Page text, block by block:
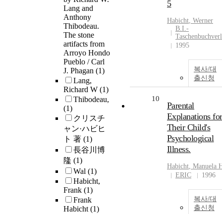
Lang and
Anthony
Thibodeau.
The stone
artifacts from
Arroyo Hondo
Pueblo / Carl
J. Phagan (1)
Lang,
Richard W (1)
Thibodeau,
(1)
クリスチ
ャン·ハビヒ
ト 著 (1)
長谷川博
隆 (1)
Wal (1)
Habicht,
Frank (1)
Frank
Habicht(1)
5
Habicht, Werner
B.I.-
1995
복사/대
출신청
10
Parental
Explanations for
Their Child's
Psychological
Illness.
Habicht, Manuela
ERIC
1996
복사/대
출신청